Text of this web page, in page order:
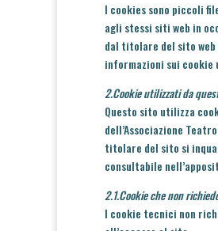
I cookies sono piccoli
agli stessi siti web in
dal titolare del sito web
informazioni sui cookie
2.Cookie utilizzati da
Questo sito utilizza
dell’Associazione
titolare del sito si
consultabile
2.1.Cookie che non
I cookie tecnici non